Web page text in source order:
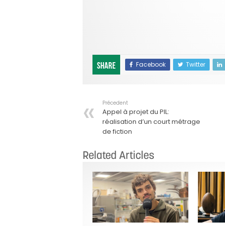
Share Facebook Twitter
Précedent
Appel à projet du PIL:
réalisation d’un court métrage
de fiction
Related Articles